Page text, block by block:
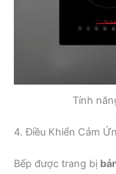
Tính
4. Điều Khiển Cảm
Bếp được trang bị